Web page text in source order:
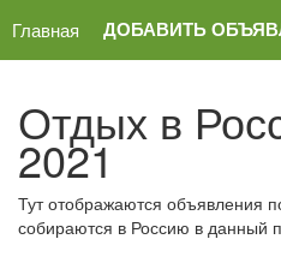
Главная ДОБАВИТЬ
Отдых в
2021
Тут отображаются объявления
собираются в Россию в данный